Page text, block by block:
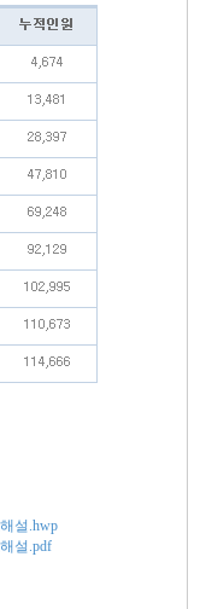
설.hwp
설.pdf